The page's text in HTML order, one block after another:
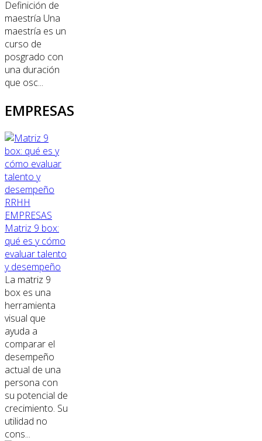
Definición de
maestría Una
maestría es un
curso de
posgrado con
una duración
que osc...
EMPRESAS
RRHH
EMPRESAS
Matriz 9 box:
qué es y cómo
evaluar talento
y desempeño
La matriz 9
box es una
herramienta
visual que
ayuda a
comparar el
desempeño
actual de una
persona con
su potencial de
crecimiento. Su
utilidad no
cons...